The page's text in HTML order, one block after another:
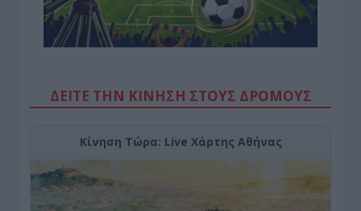
ΔΕΙΤΕ ΤΗΝ ΚΙΝΗΣΗ ΣΤΟΥΣ ΔΡΌΜΟΥΣ
Κίνηση Τώρα: Live Χάρτης Αθήνας